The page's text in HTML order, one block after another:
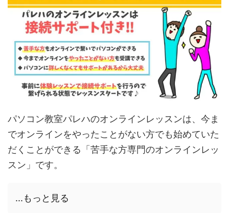
パソコン教室パレハのオンラインレッスンは、今ま
でオンラインをやったことがない方でも始めていた
だくことができる「苦手な方専門のオンラインレッ
スン」です。
...もっと見る